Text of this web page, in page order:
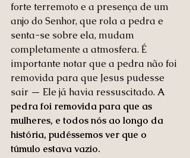
forte terremoto e a presença de um
anjo do Senhor, que rola a pedra e
senta-se sobre ela, mudam
completamente a atmosfera. É
importante notar que a pedra não foi
removida para que Jesus pudesse
sair — Ele já havia ressuscitado. A
pedra foi removida para que as
mulheres, e todos nós ao longo da
história, pudéssemos ver que o
túmulo estava vazio.